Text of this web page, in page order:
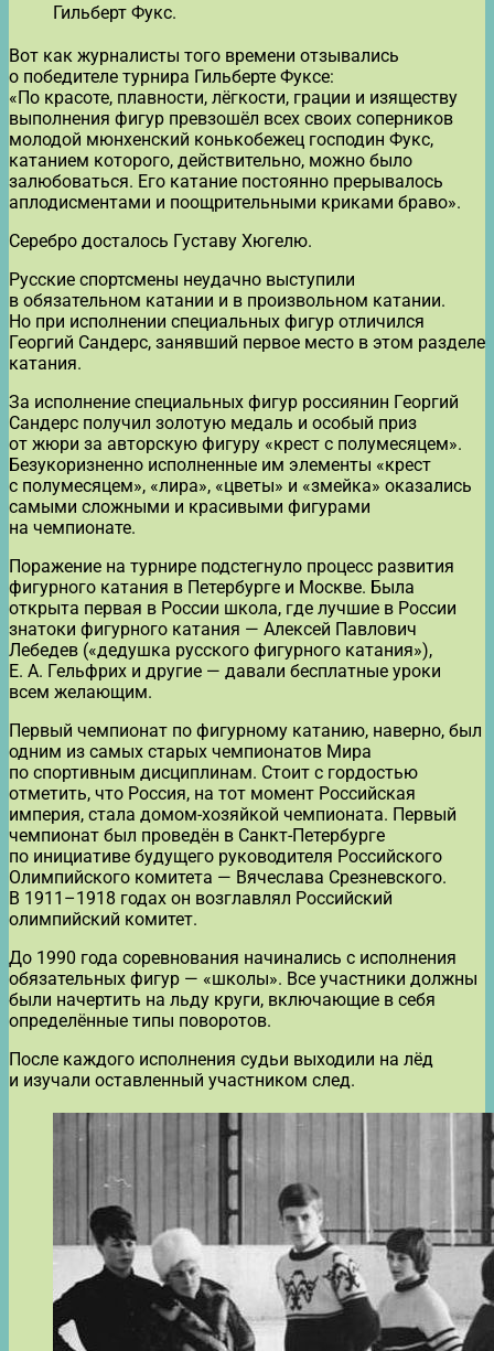
Гильберт Фукс.
Вот как журналисты того времени отзывались
о победителе турнира Гильберте Фуксе:
«По красоте, плавности, лёгкости, грации и изяществу
выполнения фигур превзошёл всех своих соперников
молодой мюнхенский конькобежец господин Фукс,
катанием которого, действительно, можно было
залюбоваться. Его катание постоянно прерывалось
аплодисментами и поощрительными криками браво».
Серебро досталось Густаву Хюгелю.
Русские спортсмены неудачно выступили
в обязательном катании и в произвольном катании.
Но при исполнении специальных фигур отличился
Георгий Сандерс, занявший первое место в этом разделе
катания.
За исполнение специальных фигур россиянин Георгий
Сандерс получил золотую медаль и особый приз
от жюри за авторскую фигуру «крест с полумесяцем».
Безукоризненно исполненные им элементы «крест
с полумесяцем», «лира», «цветы» и «змейка» оказались
самыми сложными и красивыми фигурами
на чемпионате.
Поражение на турнире подстегнуло процесс развития
фигурного катания в Петербурге и Москве. Была
открыта первая в России школа, где лучшие в России
знатоки фигурного катания — Алексей Павлович
Лебедев («дедушка русского фигурного катания»),
Е. А. Гельфрих и другие — давали бесплатные уроки
всем желающим.
Первый чемпионат по фигурному катанию, наверно, был
одним из самых старых чемпионатов Мира
по спортивным дисциплинам. Стоит с гордостью
отметить, что Россия, на тот момент Российская
империя, стала домом-хозяйкой чемпионата. Первый
чемпионат был проведён в Санкт-Петербурге
по инициативе будущего руководителя Российского
Олимпийского комитета — Вячеслава Срезневского.
В 1911–1918 годах он возглавлял Российский
олимпийский комитет.
До 1990 года соревнования начинались с исполнения
обязательных фигур — «школы». Все участники должны
были начертить на льду круги, включающие в себя
определённые типы поворотов.
После каждого исполнения судьи выходили на лёд
и изучали оставленный участником след.